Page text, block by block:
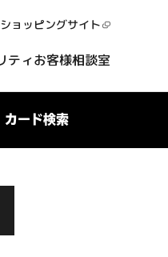
ョッピングサイト
ティお客様相談室
カード検索